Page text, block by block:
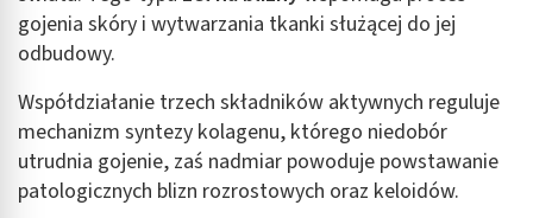
gojenia skóry i wytwarzania tkanki służącej do jej
odbudowy.
Współdziałanie trzech składników aktywnych reguluje
mechanizm syntezy kolagenu, którego niedobór
utrudnia gojenie, zaś nadmiar powoduje powstawanie
patologicznych blizn rozrostowych oraz keloidów.